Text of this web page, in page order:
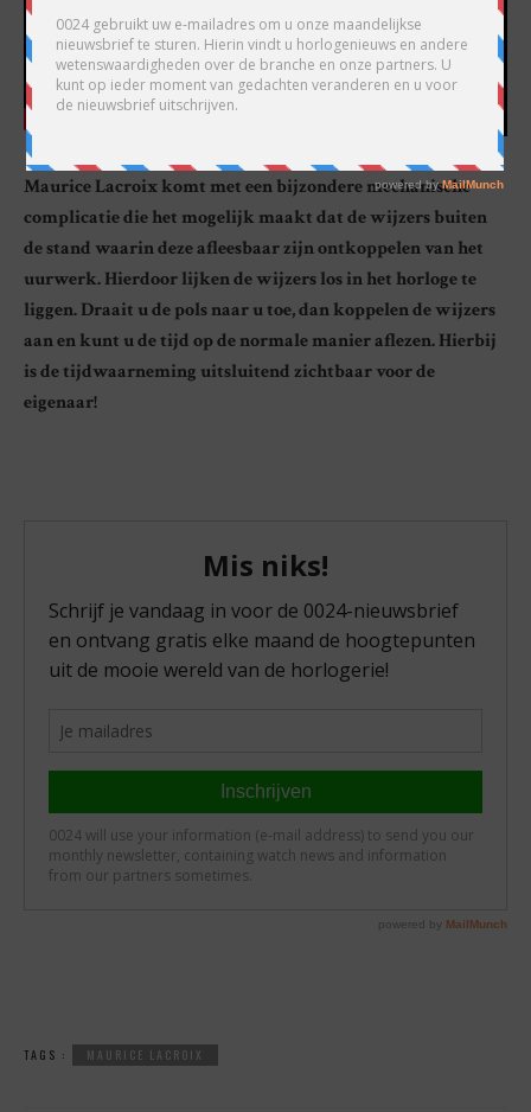
Maurice Lacroix komt met een bijzondere mechanische
complicatie die het mogelijk maakt dat de wijzers buiten
de stand waarin deze afleesbaar zijn ontkoppelen van het
uurwerk. Hierdoor lijken de wijzers los in het horloge te
liggen. Draait u de pols naar u toe, dan koppelen de wijzers
aan en kunt u de tijd op de normale manier aflezen. Hierbij
is de tijdwaarneming uitsluitend zichtbaar voor de
eigenaar!
TAGS : MAURICE LACROIX